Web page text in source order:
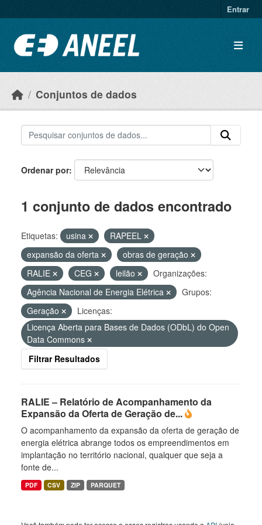
Entrar
Conjuntos de dados
Ordenar por
1 conjunto de dados encontrado
Etiquetas: usina
RAPEEL
expansão da oferta
obras de geração
RALIE
CEG leilão
Organizações:
Agência Nacional de Energia Elétrica
Grupos:
Geração
Licenças:
Licença Aberta para Bases de Dados (ODbL) do Open
Data Commons
Filtrar Resultados
RALIE – Relatório de Acompanhamento da
Expansão da Oferta de Geração de...
O acompanhamento da expansão da oferta de geração de
energia elétrica abrange todos os empreendimentos em
implantação no território nacional, qualquer que seja a
fonte de...
PDF CSV ZIP PARQUET